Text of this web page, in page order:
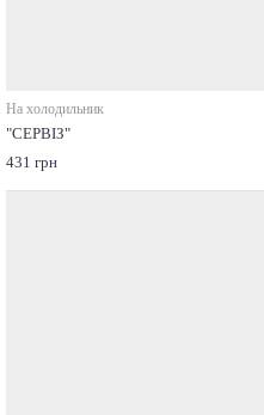
На холодильник
"СЕРВІЗ"
431 грн